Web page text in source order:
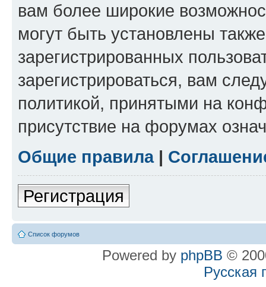
вам более широкие
могут быть установлены
зарегистрированных
зарегистрироваться, вам
политикой, принятыми на
присутствие на форумах
Общие правила|
Регистрация
Список форумов
Powered by phpBB ©
Русская